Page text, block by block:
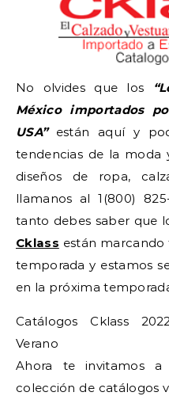
No olvides que los
México importados
USA”están aquí y
tendencias de la moda
diseños de ropa,
llamanos al 1(800)
tanto debes saber que
Cklass están
temporada y estamos
en la próxima
Catálogos Cklass
Verano
Ahora te invitamos a
colección de catálogos